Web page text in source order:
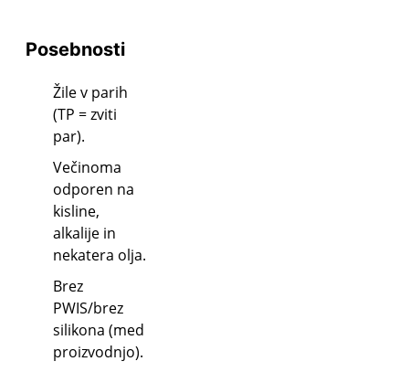
Posebnosti
Žile v parih
(TP = zviti
par).
Večinoma
odporen na
kisline,
alkalije in
nekatera olja.
Brez
PWIS/brez
silikona (med
proizvodnjo).